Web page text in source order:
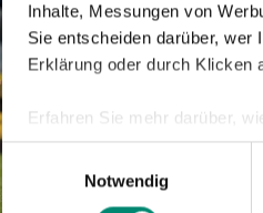
Inhalte, Messungen von
Sie entscheiden darüber,
Erklärung oder durch Klicken
Erfahren Sie mehr darüber,
Einzelheitenfest.
Wir verwenden Cookies, um
Einwilligungsauswahl
Notwendig
In der
am